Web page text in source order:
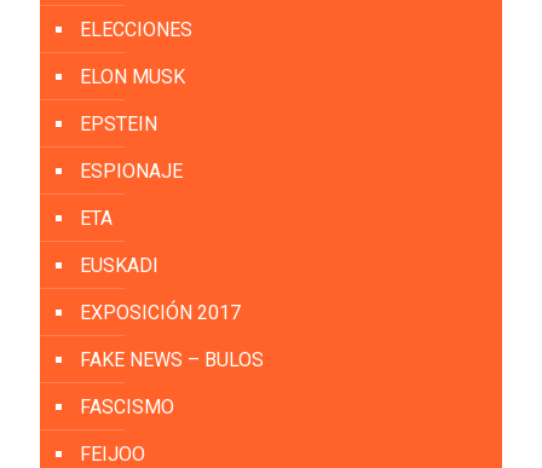
ELECCIONES
ELON MUSK
EPSTEIN
ESPIONAJE
ETA
EUSKADI
EXPOSICIÓN 2017
FAKE NEWS – BULOS
FASCISMO
FEIJOO